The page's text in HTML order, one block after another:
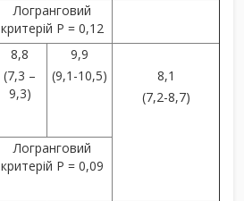
Логранговий
критерій Р = 0,12
8,8
(7,3 –
9,3)
9,9
(9,1-10,5)
8,1
(7,2-8,7)
Логранговий
критерій Р = 0,09